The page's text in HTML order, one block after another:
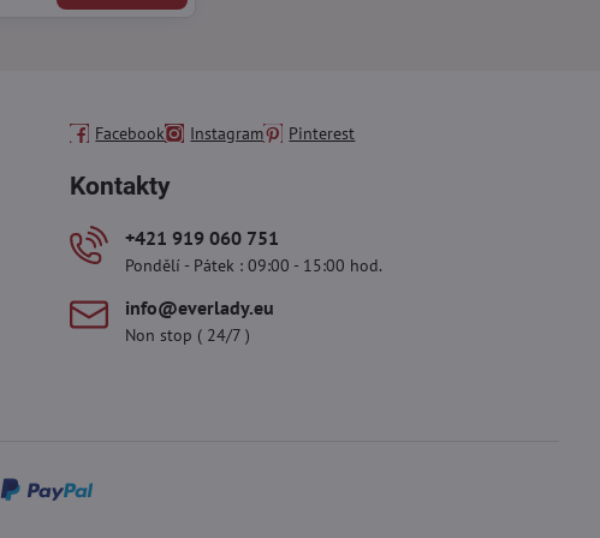
Facebook Instagram Pinterest
Kontakty
+421 919 060 751
Pondělí - Pátek : 09:00 - 15:00 hod.
info​@everlady​.eu
Non stop ( 24/7 )